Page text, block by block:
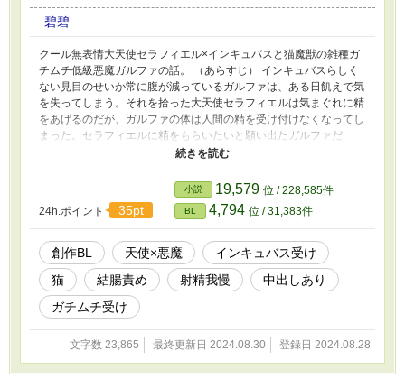
碧碧
クール無表情大天使セラフィエル×インキュバスと猫魔獣の雑種ガ
チムチ低級悪魔ガルファの話。 （あらすじ） インキュバスらしく
ない見目のせいか常に腹が減っているガルファは、ある日飢えで気
を失ってしまう。それを拾った大天使セラフィエルは気まぐれに精
をあげるのだが、ガルファの体は人間の精を受け付けなくなってし
まった。セラフィエルに精をもらいたいと願い出たガルファだ
が・・・。これはただの餌やりだと釘を刺されながらも、ガルファ
定内容） トコロテン、アナルセックス、結腸責め、強姦（未
遂）、自慰、飲精、射精我慢、嬉ションなど。閲覧ご注意くださ
い。
24h.ポイント 35pt
小説 19,579 位 / 228,585件
BL 4,794 位 / 31,383件
創作BL 天使×悪魔
インキュバス受け
猫
結腸責め 射精我慢
中出しあり
ガチムチ受け
文字数 23,865 最終更新日 2024.08.30 登録日 2024.08.28